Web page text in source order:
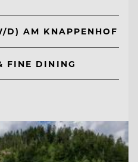
D) AM KNAPPENHOF
FINE DINING